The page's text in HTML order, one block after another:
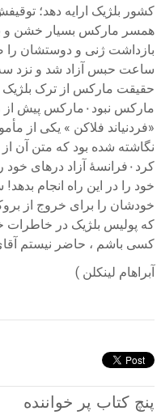
حقیقت مارکس از ترک بلژیک
نگاشته شده بود که متن آن
کرد۰فرانسهٔ آزاد
خود را در این راه انجام
خودشان را برای خروج از
که پولیس بلژیک در خاطرات
کسی باشم ، حاضر نیستم
آبراهام لینکلن )
پنچ کتاب پر خواننده